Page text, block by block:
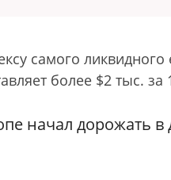
самого ликвидного
более $2 тыс.
начал дорожать